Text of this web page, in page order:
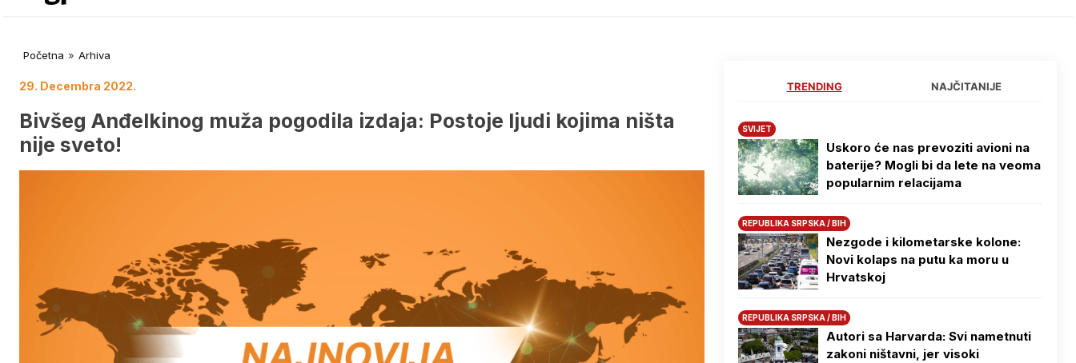
Početna » Arhiva
29. Decembra 2022.
Bivšeg Anđelkinog muža pogodila izdaja: Postoje ljudi kojima ništa
nije sveto!
TRENDING NAJČITANIJE
SVIJET
Uskoro će nas prevoziti avioni na
baterije? Mogli bi da lete na veoma
popularnim relacijama
REPUBLIKA SRPSKA / BIH
Nezgode i kilometarske kolone:
Novi kolaps na putu ka moru u
Hrvatskoj
REPUBLIKA SRPSKA / BIH
Autori sa Harvarda: Svi nametnuti
zakoni ništavni, jer visoki